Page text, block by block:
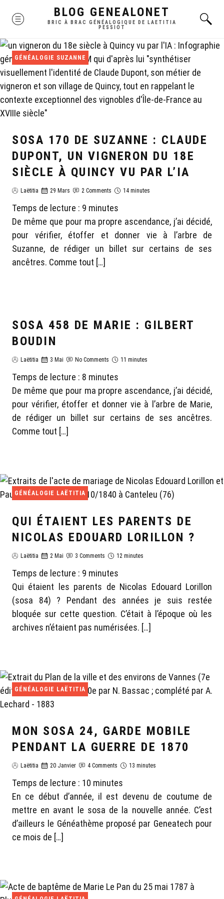
MENU BLOG GENEALONET
BRIC À BRAC GÉNÉALOGIQUE DE LAETITIA
PESSIOT
GÉNÉALOGIE SUZANNE
SOSA 170 DE SUZANNE : CLAUDE
DUPONT, UN VIGNERON DU 18E
SIÈCLE À QUINCY VU PAR L’IA
Laëtitia 29 Mars 2 Comments 14 minutes
Temps de lecture : 9 minutes
De même que pour ma propre ascendance, j’ai décidé,
pour vérifier, étoffer et donner vie à l’arbre de
Suzanne, de rédiger un billet sur certains de ses
ancêtres. Comme tout […]
GÉNÉALOGIE MARIE
SOSA 458 DE MARIE : GILBERT
BOUDIN
Laëtitia 3 Mai No Comments 11 minutes
Temps de lecture : 8 minutes
De même que pour ma propre ascendance, j’ai décidé,
pour vérifier, étoffer et donner vie à l’arbre de Marie,
de rédiger un billet sur certains de ses ancêtres.
Comme tout […]
GÉNÉALOGIE LAËTITIA
QUI ÉTAIENT LES PARENTS DE
NICOLAS EDOUARD LORILLON ?
Laëtitia 2 Mai 3 Comments 12 minutes
Temps de lecture : 9 minutes
Qui étaient les parents de Nicolas Edouard Lorillon
(sosa 84) ? Pendant des années je suis restée
bloquée sur cette question. C’était à l’époque où les
archives n’étaient pas numérisées. […]
GÉNÉALOGIE LAËTITIA
MON SOSA 24, GARDE MOBILE
PENDANT LA GUERRE DE 1870
Laëtitia 20 Janvier 4 Comments 13 minutes
Temps de lecture : 10 minutes
En ce début d’année, il est devenu de coutume de
mettre en avant le sosa de la nouvelle année. C’est
d’ailleurs le Généathème proposé par Geneatech pour
ce mois de […]